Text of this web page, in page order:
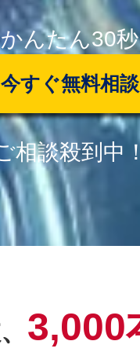
んたん30
今すぐ無料相談
相談殺到中！
3,000